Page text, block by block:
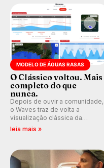
MODELO DE ÁGUAS RASAS
O Clássico voltou. Mais
completo do que
nunca.
Depois de ouvir a comunidade,
o Waves traz de volta a
visualização clássica da
previsão de águas rasas,
ondas para até 16 dias.
leia mais »